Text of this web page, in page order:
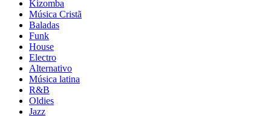
Kizomba
Música Cristã
Baladas
Funk
House
Electro
Alternativo
Música latina
R&B
Oldies
Jazz